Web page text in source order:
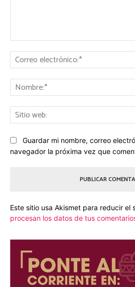
Guardar mi nombre, correo
navegador la próxima vez que
Este sitio usa Akismet para reducir el
procesan los datos de tus